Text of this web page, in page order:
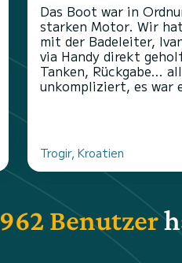
Das Boot war in
starken Motor. Wir
mit der Badeleiter,
via Handy direkt
Tanken, Rückgabe…
unkompliziert, es war
Trogir, Kroatien
Benutzer